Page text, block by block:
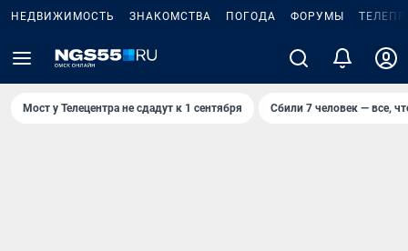
НЕДВИЖИМОСТЬ ЗНАКОМСТВА ПОГОДА ФОРУМЫ
Мост у Телецентра не сдадут к 1 сентября Сбили 7 человек — все,